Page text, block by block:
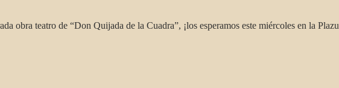
obra teatro de “Don Quijada de la Cuadra”, ¡los esperamos este miércoles en la